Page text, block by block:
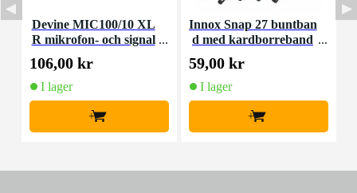
Devine MIC100/10 XL
R mikrofon- och signal
kabel 10 meter
106,00 kr
I lager
+
Innox Snap 27 buntban
d med kardborreband
59,00 kr
I lager
+